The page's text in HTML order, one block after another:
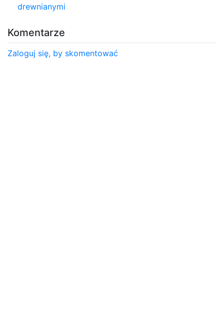
drewnianymi
Komentarze
Zaloguj się, by skomentować